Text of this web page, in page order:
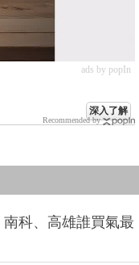
ads by popIn
深入了解
Recommended by
科、高雄誰買氣最